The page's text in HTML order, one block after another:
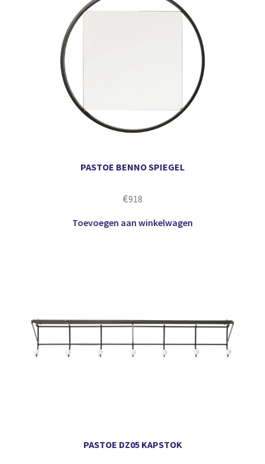
PASTOE BENNO SPIEGEL
€918
Toevoegen aan winkelwagen
PASTOE DZ05 KAPSTOK